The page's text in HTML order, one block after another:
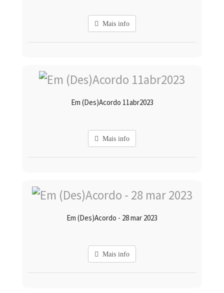
Mais info
Em (Des)Acordo 11abr2023
Mais info
Em (Des)Acordo - 28 mar 2023
Mais info